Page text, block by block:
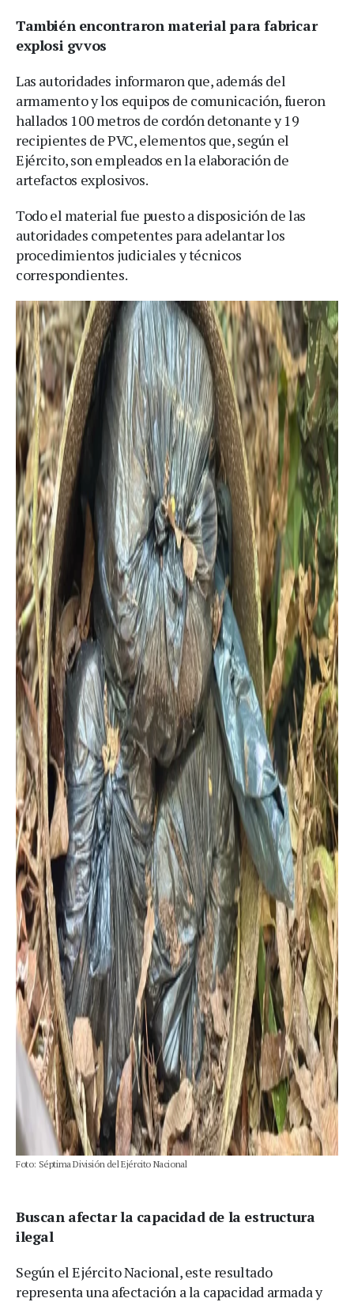
También encontraron material para fabricar
explosi gvvos
Las autoridades informaron que, además del
armamento y los equipos de comunicación, fueron
hallados 100 metros de cordón detonante y 19
recipientes de PVC, elementos que, según el
Ejército, son empleados en la elaboración de
artefactos explosivos.
Todo el material fue puesto a disposición de las
autoridades competentes para adelantar los
procedimientos judiciales y técnicos
correspondientes.
Foto: Séptima División del Ejército Nacional
Buscan afectar la capacidad de la estructura
ilegal
Según el Ejército Nacional, este resultado
representa una afectación a la capacidad armada y